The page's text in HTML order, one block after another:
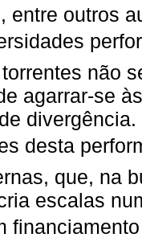
entre outros
não
agarrar-se
desta
que, na
escalas
financiamento